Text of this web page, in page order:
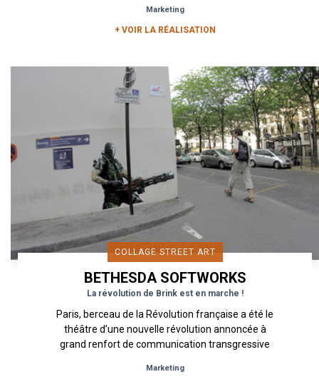
Marketing
+ VOIR LA RÉALISATION
COLLAGE STREET ART
BETHESDA SOFTWORKS
La révolution de Brink est en marche !
Paris, berceau de la Révolution française a été le
théâtre d’une nouvelle révolution annoncée à
grand renfort de communication transgressive
Marketing